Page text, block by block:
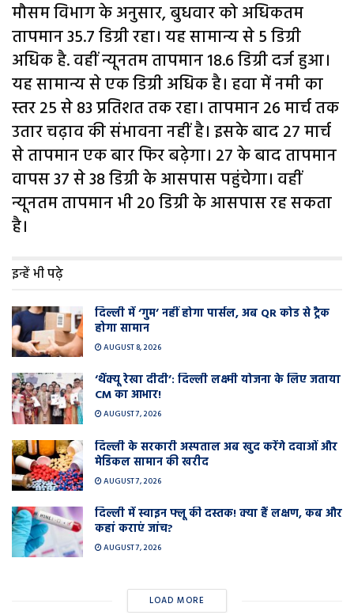
मौसम विभाग के अनुसार, बुधवार को अधिकतम
तापमान 35.7 डिग्री रहा। यह सामान्य से 5 डिग्री
अधिक है. वहीं न्यूनतम तापमान 18.6 डिग्री दर्ज हुआ।
यह सामान्य से एक डिग्री अधिक है। हवा में नमी का
स्तर 25 से 83 प्रतिशत तक रहा। तापमान 26 मार्च तक
उतार चढ़ाव की संभावना नहीं है। इसके बाद 27 मार्च
से तापमान एक बार फिर बढ़ेगा। 27 के बाद तापमान
वापस 37 से 38 डिग्री के आसपास पहुंचेगा। वहीं
न्यूनतम तापमान भी 20 डिग्री के आसपास रह सकता
है।
इन्हें भी पढ़े
दिल्ली में ‘गुम’ नहीं होगा पार्सल, अब QR कोड से ट्रैक
होगा सामान
AUGUST 8, 2026
‘थैंक्यू रेखा दीदी’: दिल्ली लक्ष्मी योजना के लिए जताया
CM का आभार!
AUGUST 7, 2026
दिल्ली के सरकारी अस्पताल अब खुद करेंगे दवाओं और
मेडिकल सामान की खरीद
AUGUST 7, 2026
दिल्ली में स्वाइन फ्लू की दस्तक! क्या हैं लक्षण, कब और
कहां कराएं जांच?
AUGUST 7, 2026
LOAD MORE